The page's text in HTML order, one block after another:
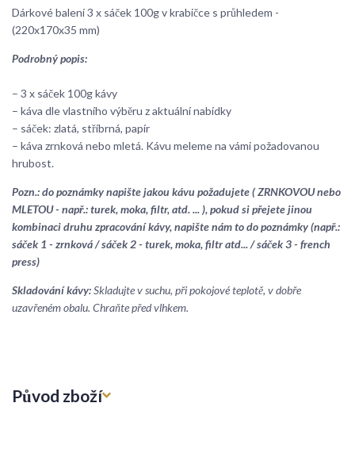
Dárkové balení 3 x sáček 100g v krabičce s průhledem -
(220x170x35 mm)
Podrobný popis:
– 3 x sáček 100g kávy
– káva dle vlastního výběru z aktuální nabídky
– sáček: zlatá, stříbrná, papír
– káva zrnková nebo mletá. Kávu meleme na vámi požadovanou
hrubost.
Pozn.: do poznámky napište jakou kávu požadujete ( ZRNKOVOU nebo
MLETOU - např.: turek, moka, filtr, atd. ... ), pokud si přejete jinou
kombinaci druhu zpracování kávy, napište nám to do poznámky (např.:
sáček 1 - zrnková / sáček 2 - turek, moka, filtr atd... / sáček 3 - french
press)
Skladování kávy:Skladujte v suchu, při pokojové teplotě, v dobře
uzavřeném obalu. Chraňte před vlhkem.
Původ zboží